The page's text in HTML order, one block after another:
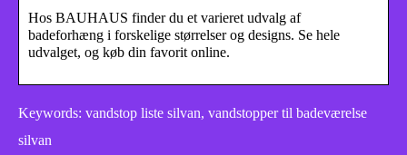
Hos BAUHAUS finder du et varieret udvalg af
badeforhæng i forskelige størrelser og designs. Se hele
udvalget, og køb din favorit online.
Keywords: vandstop liste silvan, vandstopper til badeværelse
silvan